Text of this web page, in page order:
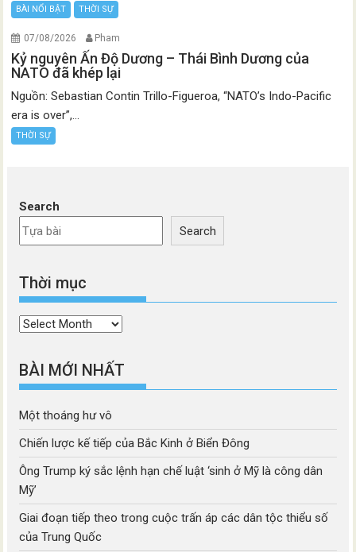
BÀI NỔI BẬT THỜI SỰ
07/08/2026 Pham
Kỷ nguyên Ấn Độ Dương – Thái Bình Dương của
NATO đã khép lại
Nguồn: Sebastian Contin Trillo-Figueroa, “NATO’s Indo-Pacific
era is over”,...
THỜI SỰ
Search
Search
Thời mục
Thời
BÀI MỚI NHẤT
Một thoáng hư vô
Chiến lược kế tiếp của Bắc Kinh ở Biển Đông
Ông Trump ký sắc lệnh hạn chế luật ‘sinh ở Mỹ là công dân
Mỹ’
Giai đoạn tiếp theo trong cuộc trấn áp các dân tộc thiểu số
của Trung Quốc